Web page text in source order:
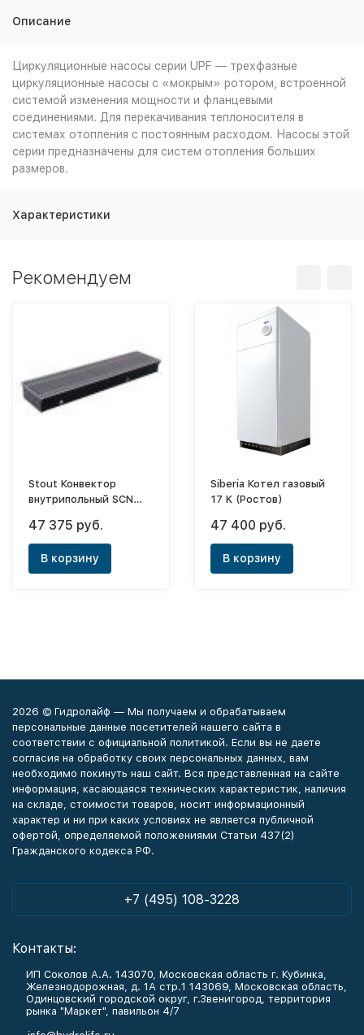
Описание
Циркуляционные насосы серии UPF — трехфазные
циркуляционные насосы с «мокрым» ротором, встроенной
системой изменения мощности и фланцевыми
соединениями. Для перекачивания теплоносителя в
системах отопления с постоянным расходом. Насосы этой
серии предназначены для систем отопления больших
размеров.
Характеристики
Рекомендуем
Stout Конвектор
внутрипольный SCN
естественной
конвекцией)
47 375 руб.
В корзину
Siberia Котел газовый
17 K (Ростов)
47 400 руб.
В корзину
2026 © Гидролайф — Мы получаем и обрабатываем
персональные данные посетителей нашего сайта в
соответствии с официальной политикой. Если вы не даете
согласия на обработку своих персональных данных, вам
необходимо покинуть наш сайт. Вся представленная на сайте
информация, касающаяся технических характеристик, наличия
на складе, стоимости товаров, носит информационный
характер и ни при каких условиях не является публичной
офертой, определяемой положениями Статьи 437(2)
Гражданского кодекса РФ.
+7 (495) 108-3228
Контакты:
ИП Соколов А.А. 143070, Московская область г. Кубинка,
Железнодорожная, д. 1А стр.1 143069, Московская область,
Одинцовский городской округ, г.Звенигород, территория
рынка "Маркет", павильон 4/7